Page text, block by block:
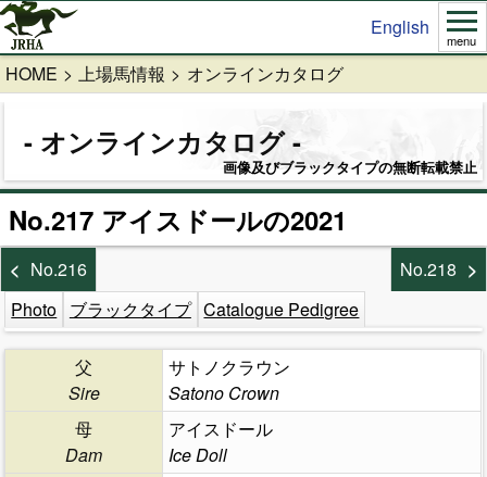
English
menu
HOME 上場馬情報 オンラインカタログ
オンラインカタログ
画像及びブラックタイプの無断転載禁止
No.217 アイスドールの2021
No.216
No.218
Photo ブラックタイプ Catalogue Pedigree
父
Sire
サトノクラウン
Satono Crown
母
Dam
アイスドール
Ice Doll